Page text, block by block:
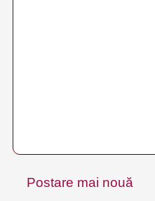
Postare mai nouă